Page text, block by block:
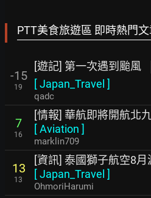
PTT美食旅遊區 即時熱門
-15
19
[遊記] 第一次遇到颱風
[Japan_Travel ]
qadc
7
16
[情報] 華航即將開航北
[Aviation ]
marklin709
13
13
[資訊] 泰國獅子航空8
[Japan_Travel ]
OhmoriHarumi